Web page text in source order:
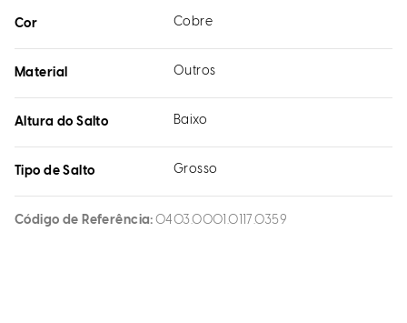
Cor Cobre
Material Outros
Altura do Salto Baixo
Tipo de Salto Grosso
Código de Referência 0403.0001.0117.0359